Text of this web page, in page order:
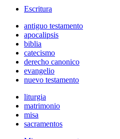
Escritura
antiguo testamento
apocalipsis
biblia
catecismo
derecho canonico
evangelio
nuevo testamento
liturgia
matrimonio
misa
sacramentos